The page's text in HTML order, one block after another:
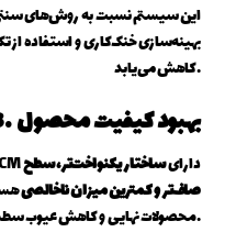
این سیستم نسبت به روش‌های
بهینه‌سازی خنک‌کاری و استفاده از
کاهش می‌یابد.
3. بهبود کیفیت محصول
شمش‌ها و بیلت‌های تولیدشده از طریق CCM دارایساختار یکنواخت‌تر، سطح
صاف‌تر و کمترین میزان ناخالصی
محصولات نهایی و کاهش عیوب سطحی می‌شود.